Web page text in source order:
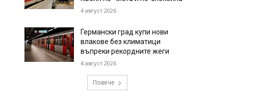
4 август 2026
Германски град купи нови
влакове без климатици
въпреки рекордните жеги
4 август 2026
Повече